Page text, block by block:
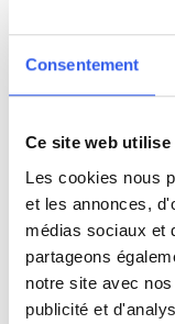
Consentement
Ce site web utilise
Les cookies nous
et les annonces,
médias sociaux et
partageons
notre site avec
publicité et
Levallois-
5ème (Collège)
3ème (Collège)
Seconde (Lycée)